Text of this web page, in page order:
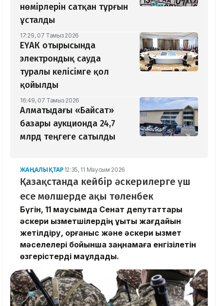
нөмірлерін сатқан тұрғын
ұсталды
17:29, 07 Тамыз 2026
ЕҮАК отырысында
электрондық сауда
туралы келісімге қол
қойылды
16:49, 07 Тамыз 2026
Алматыдағы «Байсат»
базары аукционда 24,7
млрд теңгеге сатылды
ЖАҢАЛЫҚТАР 12:35, 11 Маусым 2026
Қазақстанда кейбір әскерилерге үш
есе мөлшерде ақы төленбек
Бүгін, 11 маусымда Сенат депутаттары
әскери қызметшілердің құқықтық жағдайын
жетілдіру, қорғаныс және әскери қызмет
мәселелері бойынша заңнамаға енгізілетін
өзгерістерді мақұлдады.